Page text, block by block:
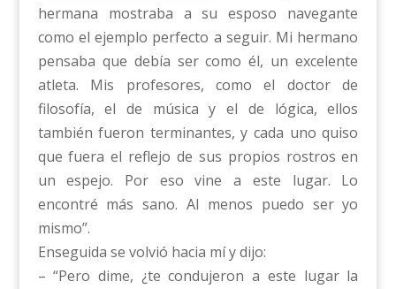
hermana mostraba a su esposo navegante
como el ejemplo perfecto a seguir. Mi hermano
pensaba que debía ser como él, un excelente
atleta. Mis profesores, como el doctor de
filosofía, el de música y el de lógica, ellos
también fueron terminantes, y cada uno quiso
que fuera el reflejo de sus propios rostros en
un espejo. Por eso vine a este lugar. Lo
encontré más sano. Al menos puedo ser yo
mismo”.
Enseguida se volvió hacia mí y dijo:
– “Pero dime, ¿te condujeron a este lugar la